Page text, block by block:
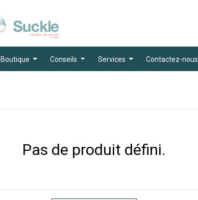
Boutique Conseils Services Contactez-nous
Pas de produit défini.